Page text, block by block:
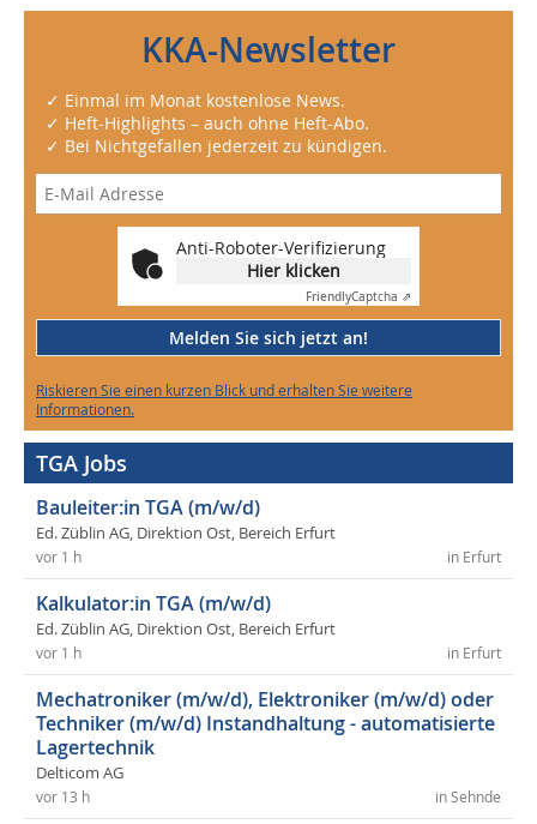
KKA-Newsletter
✓ Einmal im Monat kostenlose News.
✓ Heft-Highlights – auch ohne Heft-Abo.
✓ Bei Nichtgefallen jederzeit zu kündigen.
Anti-Roboter-Verifizierung
Hier klicken
FriendlyCaptcha ⇗
Melden Sie sich jetzt an!
Riskieren Sie einen kurzen Blick und erhalten Sie weitere
Informationen.
TGA Jobs
Bauleiter:in TGA (m/w/d)
Ed. Züblin AG, Direktion Ost, Bereich Erfurt
in Erfurt
vor 1 h
Kalkulator:in TGA (m/w/d)
Ed. Züblin AG, Direktion Ost, Bereich Erfurt
in Erfurt
vor 1 h
Mechatroniker (m/w/d), Elektroniker (m/w/d) oder
Techniker (m/w/d) Instandhaltung - automatisierte
Lagertechnik
Delticom AG
in Sehnde
vor 13 h